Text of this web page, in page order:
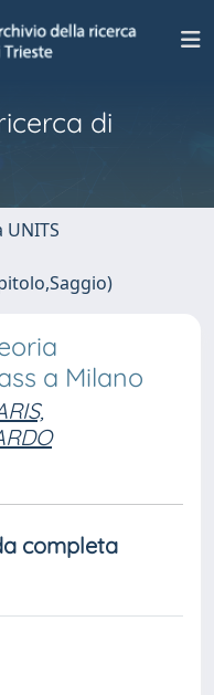
di
a Milano
completa